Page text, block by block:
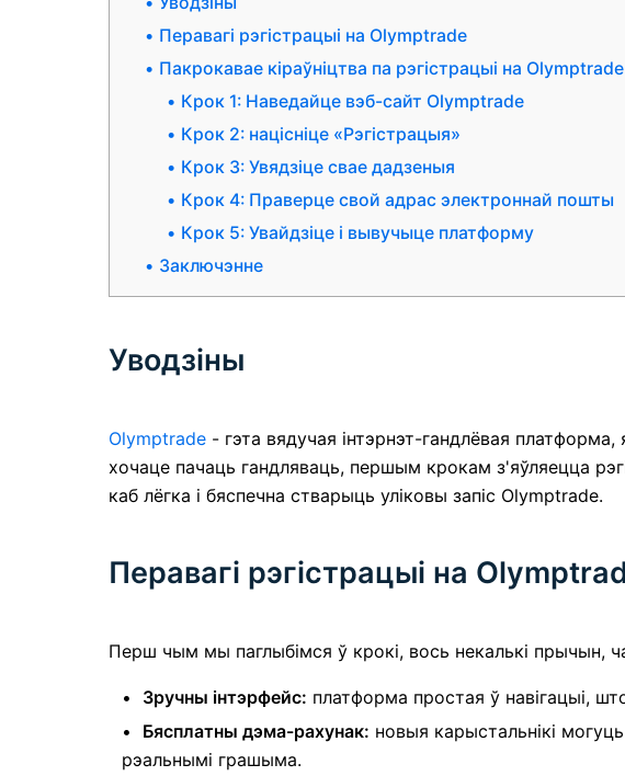
Перавагі рэгістрацыі на Olymptrade
Пакрокавае кіраўніцтва па рэгістрацыі на Olymptrade
Крок 1: Наведайце вэб-сайт Olymptrade
Крок 2: націсніце «Рэгістрацыя»
Крок 3: Увядзіце свае дадзеныя
Крок 4: Праверце свой адрас электроннай пошты
Крок 5: Увайдзіце і вывучыце платформу
Заключэнне
Уводзіны
Olymptrade - гэта вядучая інтэрнэт-гандлёвая
хочаце пачаць гандляваць, першым крокам з'яўляецца
каб лёгка і бяспечна стварыць уліковы запіс Olymptrade.
Перавагі рэгістрацыі на
Перш чым мы паглыбімся ў крокі, вось некалькі прычын,
Зручны інтэрфейс: платформа простая ў навігацыі,
Бясплатны дэма-рахунак: новыя карыстальнікі
рэальнымі грашыма.